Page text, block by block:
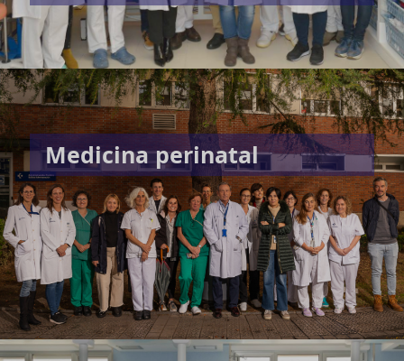
Medicina perinatal